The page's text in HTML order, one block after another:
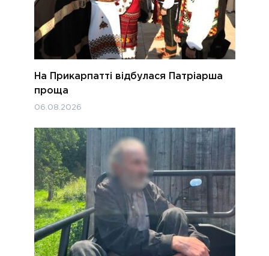
На Прикарпатті відбулася Патріарша
проща
06.08.2026